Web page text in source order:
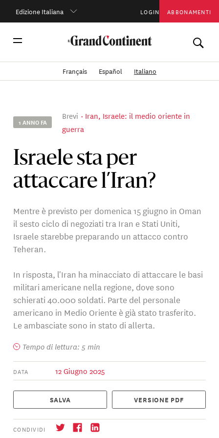
Edizione Italiana LOGIN ABBONAMENTI
Français Español Italiano
1 ANNO FA
Brevi
Iran, Israele: il medio oriente in
guerra
Israele sta per
attaccare l’Iran?
Mentre è previsto per domenica 15 giugno in Oman
il sesto ciclo di negoziati tra Iran e Stati Uniti,
Israele starebbe preparando un attacco contro
Teheran.
In risposta, l'Iran ha minacciato di attaccare le basi
militari americane nella regione, dove sono
schierati 40.000 soldati. Parte del personale
americano in Medio Oriente è già stato trasferito.
Le ambasciate sono in stato di allerta.
Tempo di lettura: 5 min
DATA 12 Giugno 2025
SALVA VERSIONE PDF
CONDIVIDI